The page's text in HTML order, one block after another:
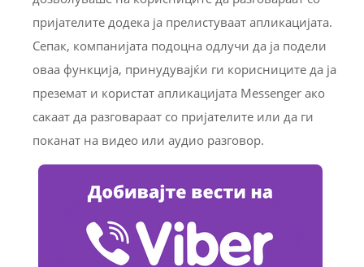
пријателите додека ја прелистуваат апликацијата.
Сепак, компанијата подоцна одлучи да ја подели
оваа функција, принудувајќи ги корисниците да ја
преземат и користат апликацијата Messenger ако
сакаат да разговараат со пријателите или да ги
поканат на видео или аудио разговор.